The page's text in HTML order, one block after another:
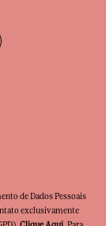
de Dados Pessoais
exclusivamente